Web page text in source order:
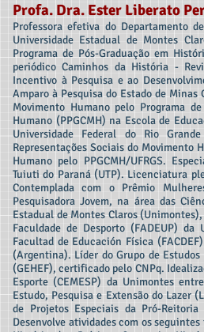
Profa. Dra. Ester Liberato
Professora efetiva do Departamento
Universidade Estadual de Montes
Programa de Pós-Graduação em
periódico Caminhos da História -
Incentivo à Pesquisa e ao
Amparo à Pesquisa do Estado de
Movimento Humano pelo Programa
Humano (PPGCMH) na Escola de
Universidade Federal do Rio
Representações Sociais do Movimento
Humano pelo PPGCMH/UFRGS.
Tuiuti do Paraná (UTP). Licenciatura
Contemplada com o Prêmio
Pesquisadora Jovem, na área das
Estadual de Montes Claros
Faculdade de Desporto (FADEUP)
Facultad de Educación Física
(Argentina). Líder do Grupo de
(GEHEF), certificado pelo CNPq.
Esporte (CEMESP) da Unimontes
Estudo, Pesquisa e Extensão do Lazer
de Projetos Especiais da Pró-
Desenvolve atividades com os